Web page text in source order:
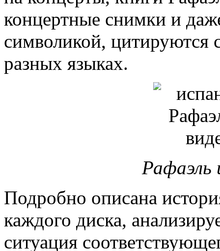
концертные снимки и
символикой, цитируются
разных языках.
Рафаэль
Подробно описана
каждого диска,
ситуация